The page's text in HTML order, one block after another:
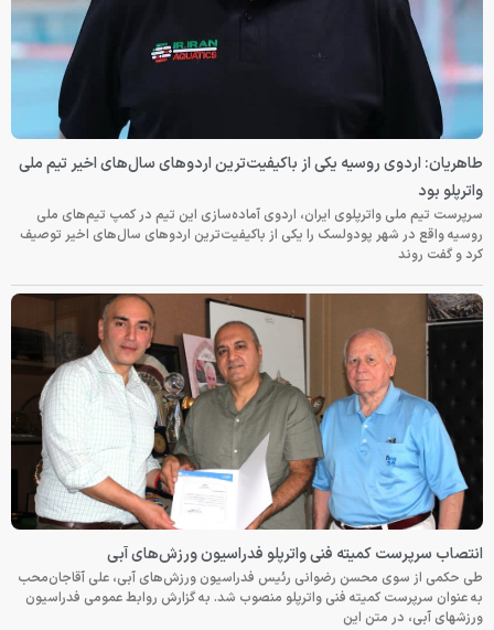
طاهریان: اردوی روسیه یکی از باکیفیت‌ترین اردوهای سال‌های اخیر تیم ملی
واترپلو بود
سرپرست تیم ملی واترپلوی ایران، اردوی آماده‌سازی این تیم در کمپ تیم‌های ملی
روسیه واقع در شهر پودولسک را یکی از باکیفیت‌ترین اردوهای سال‌های اخیر توصیف
کرد و گفت روند
انتصاب سرپرست کمیته فنی واترپلو فدراسیون ورزش‌های آبی
طی حکمی از سوی محسن رضوانی رئیس فدراسیون ورزش‌های آبی، علی آقاجان‌محب
به عنوان سرپرست کمیته فنی واترپلو منصوب شد. به گزارش روابط عمومی فدراسیون
ورزشهای آبی، در متن این